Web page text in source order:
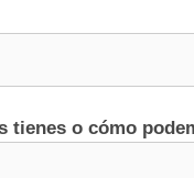
tienes o cómo